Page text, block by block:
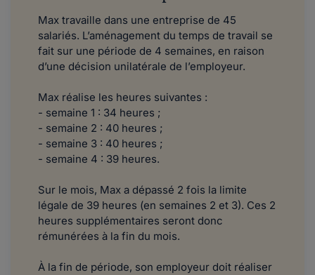
Max travaille dans une entreprise de 45
salariés. L’aménagement du temps de travail se
fait sur une période de 4 semaines, en raison
d’une décision unilatérale de l’employeur.
Max réalise les heures suivantes :
- semaine 1 : 34 heures ;
- semaine 2 : 40 heures ;
- semaine 3 : 40 heures ;
- semaine 4 : 39 heures.
Sur le mois, Max a dépassé 2 fois la limite
légale de 39 heures (en semaines 2 et 3). Ces 2
heures supplémentaires seront donc
rémunérées à la fin du mois.
À la fin de période, son employeur doit réaliser